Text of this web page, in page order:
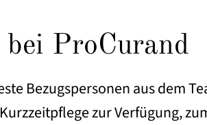
ProCurand
Bezugspersonen aus dem
zur Verfügung,